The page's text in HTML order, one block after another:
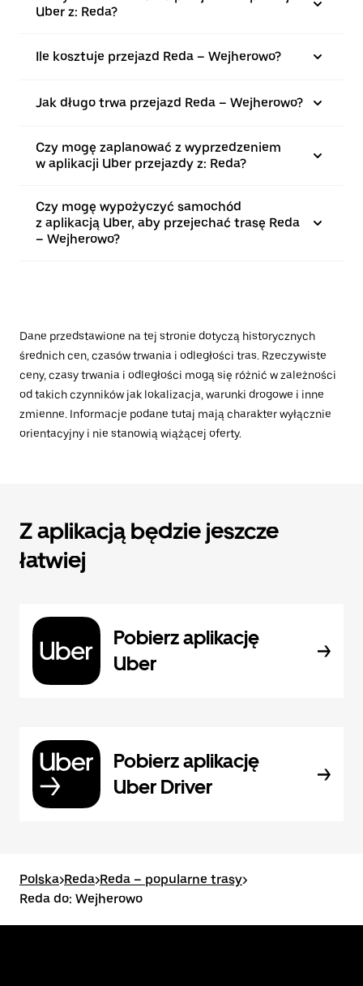
Uber z: Reda?
Ile kosztuje przejazd Reda – Wejherowo?
Jak długo trwa przejazd Reda – Wejherowo?
Czy mogę zaplanować z wyprzedzeniem
w aplikacji Uber przejazdy z: Reda?
Czy mogę wypożyczyć samochód
z aplikacją Uber, aby przejechać trasę Reda
– Wejherowo?
Dane przedstawione na tej stronie dotyczą historycznych
średnich cen, czasów trwania i odległości tras. Rzeczywiste
ceny, czasy trwania i odległości mogą się różnić w zależności
od takich czynników jak lokalizacja, warunki drogowe i inne
zmienne. Informacje podane tutaj mają charakter wyłącznie
orientacyjny i nie stanowią wiążącej oferty.
Z aplikacją będzie jeszcze
łatwiej
Pobierz aplikację
Uber
Pobierz aplikację
Uber Driver
Polska>Reda>Reda – popularne trasy>
Reda do: Wejherowo